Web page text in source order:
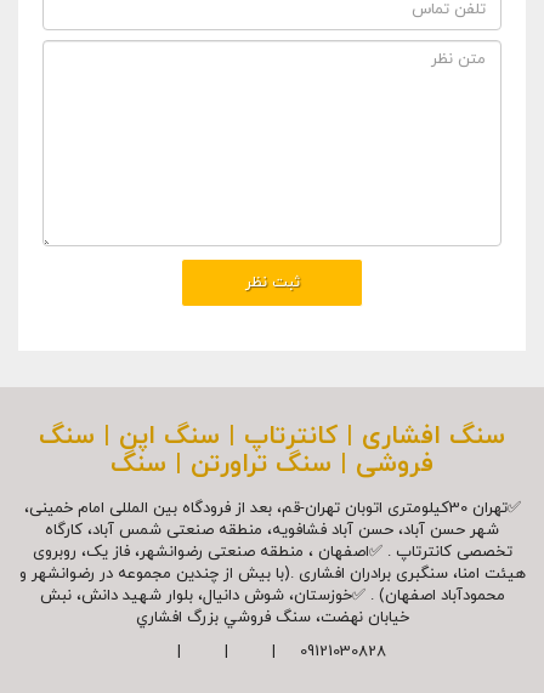
سنگ افشاری | کانترتاپ | سنگ اپن | سنگ
فروشی | سنگ تراورتن | سنگ
✅تهران 30کیلومتری اتوبان تهران-قم، بعد از فرودگاه بین المللی امام خمینی،
شهر حسن آباد، حسن آباد فشافویه، منطقه صنعتی شمس آباد، کارگاه
تخصصی کانترتاپ . ✅اصفهان ، منطقه صنعتی رضوانشهر، فاز یک، روبروی
هیئت امنا، سنگبری برادران افشاری .(با بیش از چندین مجموعه در رضوانشهر و
محمودآباد اصفهان) . ✅خوزستان، شوش دانیال، بلوار شهيد دانش، نبش
خیابان نهضت، سنگ فروشي بزرگ افشاري
09121030828 | | |